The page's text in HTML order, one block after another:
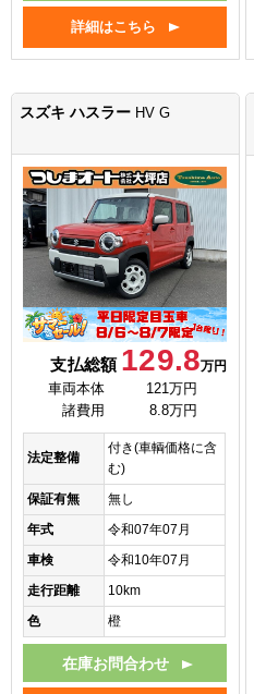
詳細はこちら
スズキ ハスラー HV G
支払総額 129.8万円
車両本体
121万円
諸費用
8.8万円
法定整備
付き(車輌価格に含
む)
保証有無
無し
年式
令和07年07月
車検
令和10年07月
走行距離
10km
色
橙
在庫お問合わせ